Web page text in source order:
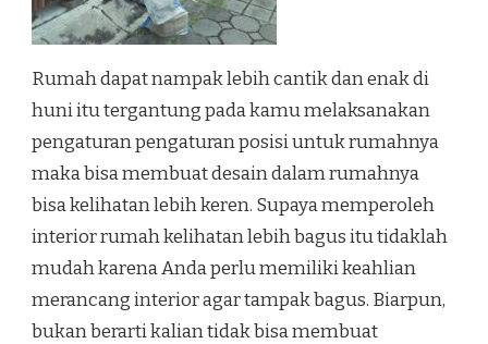
Rumah dapat nampak lebih cantik dan enak di
huni itu tergantung pada kamu melaksanakan
pengaturan pengaturan posisi untuk rumahnya
maka bisa membuat desain dalam rumahnya
bisa kelihatan lebih keren. Supaya memperoleh
interior rumah kelihatan lebih bagus itu tidaklah
mudah karena Anda perlu memiliki keahlian
merancang interior agar tampak bagus. Biarpun,
bukan berarti kalian tidak bisa membuat